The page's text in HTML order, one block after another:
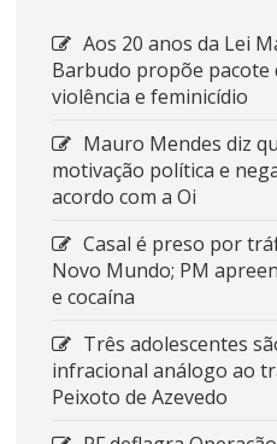
Aos 20 anos da Lei
Barbudo propõe pacote
violência e feminicídio
Mauro Mendes diz
motivação política e
acordo com a Oi
Casal é preso por
Novo Mundo; PM
e cocaína
Três adolescentes
infracional análogo ao
Peixoto de Azevedo